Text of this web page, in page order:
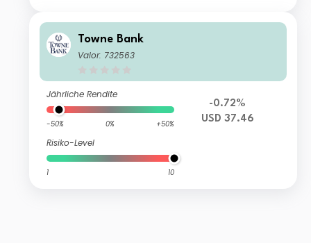
Towne Bank
Valor: 732563
Jährliche Rendite
-50% 0% +50%
Risiko-Level
1 10
-0.72%
USD 37.46